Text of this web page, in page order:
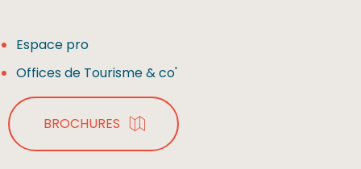
Espace pro
Offices de Tourisme & co'
BROCHURES